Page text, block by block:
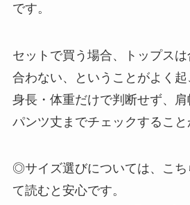
です。
セットで買う場合、トップス
合わない、ということがよく起
身長・体重だけで判断せず、肩
パンツ丈までチェックすること
◎サイズ選びについては、こ
て読むと安心です。